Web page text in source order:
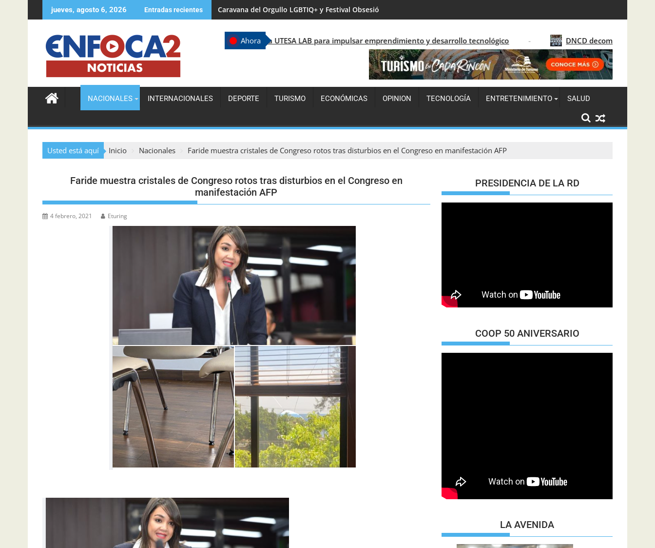
jueves, agosto 6, 2026 Entradas recientes Ricardo de los Santos defiende el nuevo Código Penal y afirma que moderniza la justicia dominicana
Ahora
lanza Distrito de Innovación en Santiago e inaugura UTESA LAB para impulsar emprendimiento y desarrollo tecnológico DNCD decomisa 41 paquetes de
NACIONALES INTERNACIONALES DEPORTE TURISMO ECONÓMICAS OPINION TECNOLOGÍA ENTRETENIMIENTO SALUD
Usted está aquí Inicio Nacionales Faride muestra cristales de Congreso rotos tras disturbios en el Congreso en manifestación AFP
Faride muestra cristales de Congreso rotos tras disturbios en el Congreso en
manifestación AFP
4 febrero, 2021 Eturing
PRESIDENCIA DE LA RD
COOP 50 ANIVERSARIO
LA AVENIDA